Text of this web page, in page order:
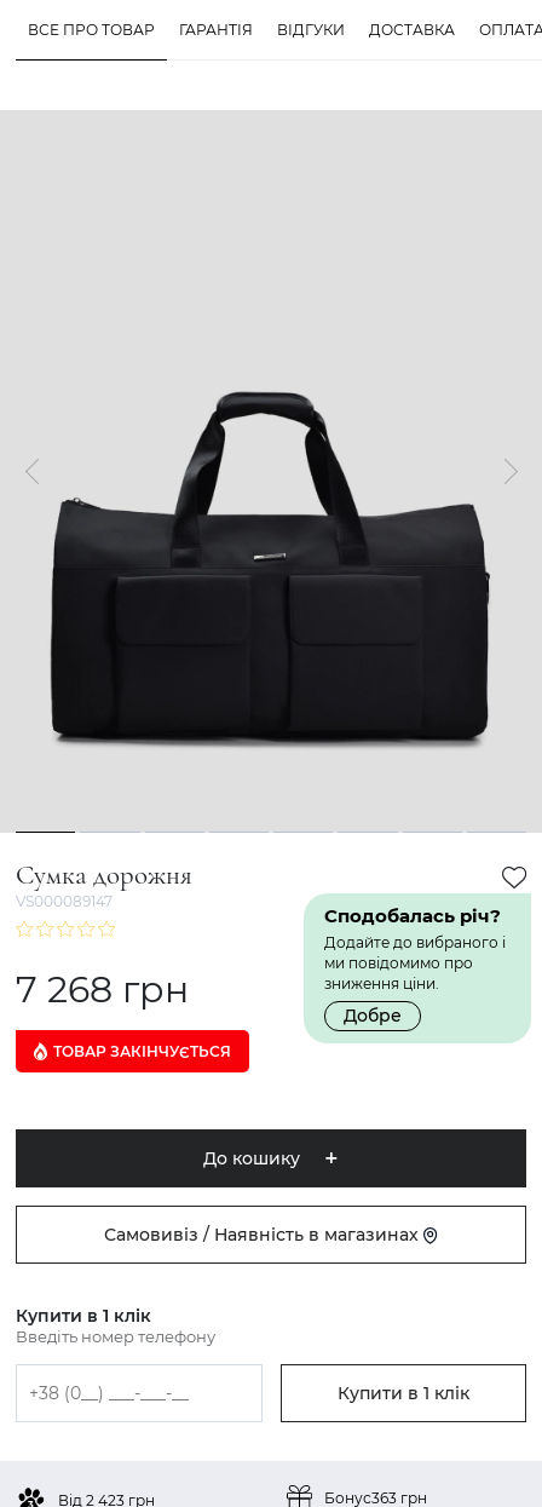
ВСЕ ПРО ТОВАР ГАРАНТІЯ ВІДГУКИ ДОСТАВКА
1 2 3 4 5 6 7 8
Сумка дорожня
VS000089147
Сподобалась річ?
Додайте до вибраного і
ми повідомимо про
зниження ціни.
Добре
7 268 грн
ТОВАР ЗАКІНЧУЄTЬСЯ
До кошику
Самовивіз / Наявність в магазинах
Купити в 1 клік
Введіть номер телефону
Купити в 1 клік
Від 2 423 грн
Бонус363 грн